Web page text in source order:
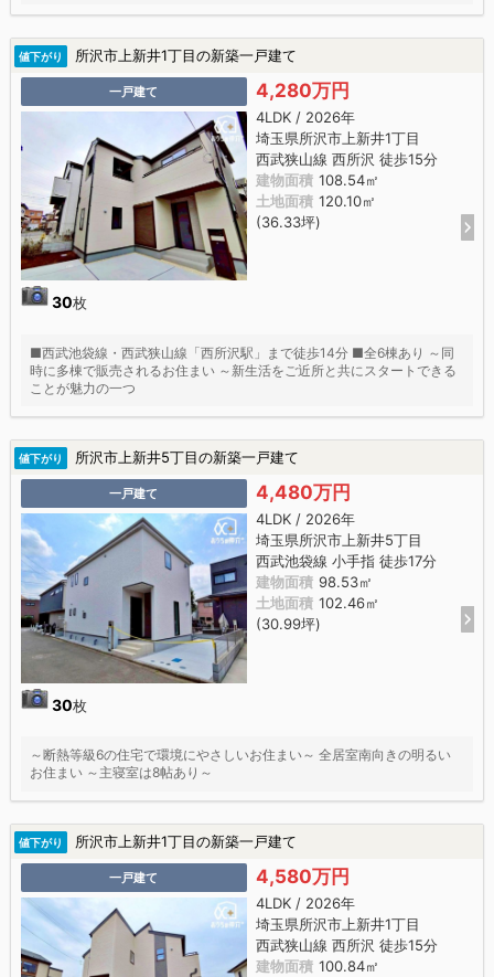
値下がり 所沢市上新井1丁目の新築一戸建て
一戸建て
30枚
4,280万円
4LDK / 2026年
埼玉県所沢市上新井1丁目
西武狭山線 西所沢 徒歩15分
建物面積 108.54㎡
土地面積 120.10㎡
(36.33坪)
■西武池袋線・西武狭山線「西所沢駅」まで徒歩14分 ■全6棟あり ～同
時に多棟で販売されるお住まい ～新生活をご近所と共にスタートできる
ことが魅力の一つ
値下がり 所沢市上新井5丁目の新築一戸建て
一戸建て
30枚
4,480万円
4LDK / 2026年
埼玉県所沢市上新井5丁目
西武池袋線 小手指 徒歩17分
建物面積 98.53㎡
土地面積 102.46㎡
(30.99坪)
～断熱等級6の住宅で環境にやさしいお住まい～ 全居室南向きの明るい
お住まい ～主寝室は8帖あり～
値下がり 所沢市上新井1丁目の新築一戸建て
一戸建て 4,580万円
4LDK / 2026年
埼玉県所沢市上新井1丁目
西武狭山線 西所沢 徒歩15分
建物面積 100.84㎡